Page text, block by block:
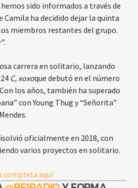
sido informados a través de
Camila ha decidido dejar la quinta
miembros restantes del grupo.
carrera en solitario, lanzando
C, xoxoque debutó en el número
los años, también ha superado
con Young Thug y “Señorita”
oficialmente en 2018, con
varios proyectos en solitario.
completa aquí